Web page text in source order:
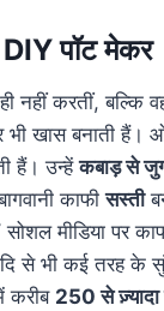
पॉट मेकर
ही नहीं करतीं, बल्कि
खास बनाती हैं।
हैं। उन्हेंकबाड़ से
काफीसस्ती
सोशल मीडिया पर
से भी कई तरह के
करीब 250 से ज़्यादा